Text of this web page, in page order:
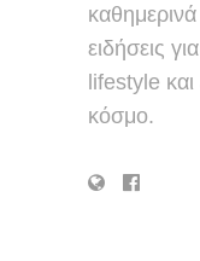
καθημερινά
ειδήσεις
lifestyle
κόσμο.